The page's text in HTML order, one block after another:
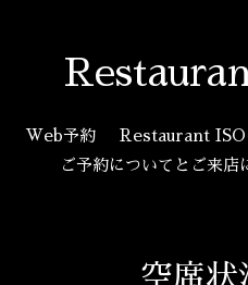
Web予約 Restaurant ISO
ご予約についてとご来店
空席状